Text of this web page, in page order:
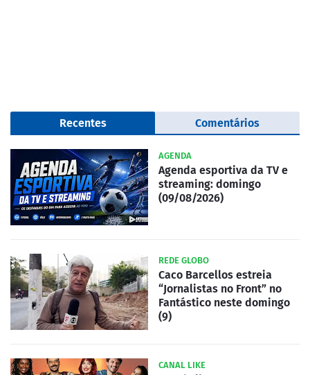
Recentes Comentários
AGENDA
Agenda esportiva da TV e
streaming: domingo
(09/08/2026)
REDE GLOBO
Caco Barcellos estreia
“Jornalistas no Front” no
Fantástico neste domingo
(9)
CANAL LIKE